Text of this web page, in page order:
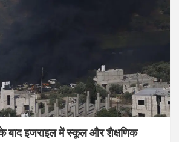
बाद इजराइल में स्कूल और शैक्षणिक